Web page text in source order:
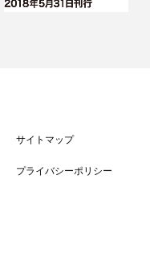
サイトマップ
プライバシーポリシー